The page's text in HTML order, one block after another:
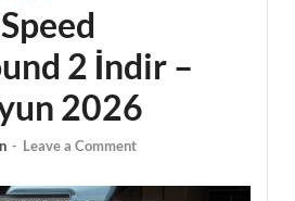
2 İndir –
2026
- Leave a Comment